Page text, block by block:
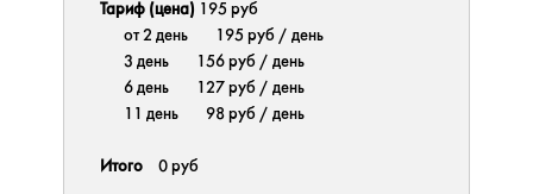
Тариф (цена) 195 руб
от 2 день
195 руб / день
3 день
156 руб / день
6 день
127 руб / день
11 день
98 руб / день
Итого 0 руб